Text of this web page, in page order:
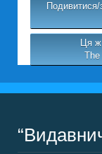
Подивитися/
Ця ж